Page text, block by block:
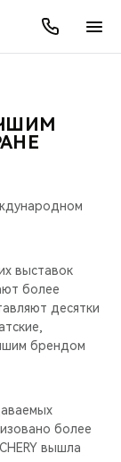
выставок
более
десятки
брендом
более
вышла